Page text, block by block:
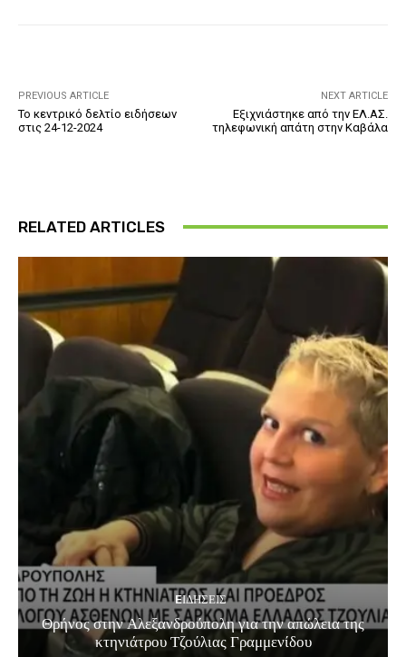
PREVIOUS ARTICLE
Το κεντρικό δελτίο ειδήσεων
στις 24-12-2024
NEXT ARTICLE
Εξιχνιάστηκε από την ΕΛ.ΑΣ.
τηλεφωνική απάτη στην Καβάλα
RELATED ARTICLES
EΙΔΗΣΕΙΣ
Θρήνος στην Αλεξανδρούπολη για την απώλεια της
κτηνιάτρου Τζούλιας Γραμμενίδου